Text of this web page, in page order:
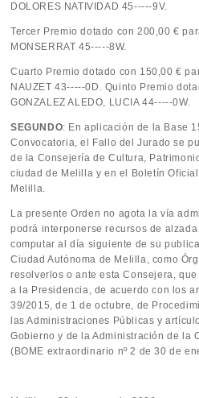
DOLORES NATIVIDAD 45-----9V.
Tercer Premio dotado con 200,00 €
MONSERRAT 45-----8W.
Cuarto Premio dotado con 150,00 €
NAUZET 43-----0D. Quinto Premio
GONZALEZ ALEDO, LUCIA 44-----0W.
SEGUNDO: En aplicación de la Base
Convocatoria, el Fallo del Jurado se
de la Consejería de Cultura,
ciudad de Melilla y en el Boletín
Melilla.
La presente Orden no agota la vía
podrá interponerse recursos de
computar al día siguiente de su
Ciudad Autónoma de Melilla, como
resolverlos o ante esta Consejera,
a la Presidencia, de acuerdo con los
39/2015, de 1 de octubre, de
las Administraciones Públicas y
Gobierno y de la Administración de la
(BOME extraordinario nº 2 de 30 de